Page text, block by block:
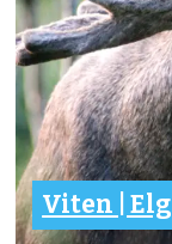
Viten | Elg